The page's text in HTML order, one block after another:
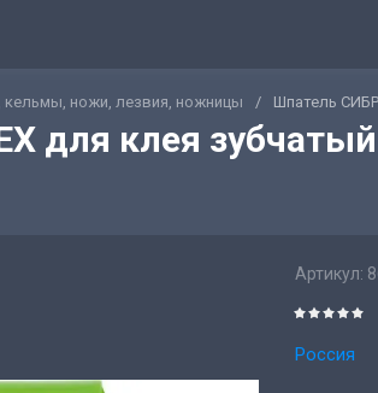
кельмы, ножи, лезвия, ножницы / Шпатель
для клея
Артикул:
Россия